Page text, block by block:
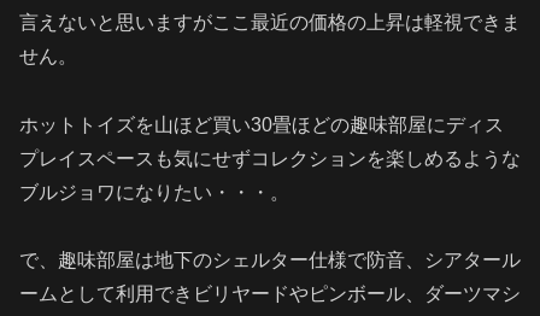
言えないと思いますがここ最近の価格の上昇は軽視できま
せん。
ホットトイズを山ほど買い30畳ほどの趣味部屋にディス
プレイスペースも気にせずコレクションを楽しめるような
ブルジョワになりたい・・・。
で、趣味部屋は地下のシェルター仕様で防音、シアタール
ームとして利用できビリヤードやピンボール、ダーツマシ